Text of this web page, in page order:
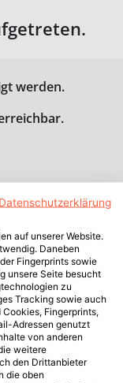
werden.
Datenschutzerklärung
auf unserer Website.
Daneben
Fingerprints sowie
unsere Seite besucht
zu
Tracking sowie auch
Fingerprints,
Adressen genutzt
von anderen
weitere
den Drittanbieter
die oben